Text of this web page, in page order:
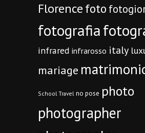
Florencefoto
fotografia
infrared infrarosso italy
mariage
School Travel no pose photo
photographer